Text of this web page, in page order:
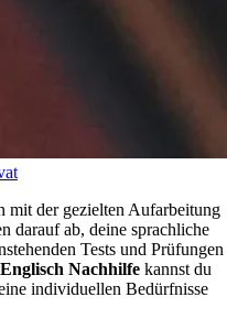
mit der gezielten Aufarbeitung
darauf ab, deine sprachliche
Tests und Prüfungen
Nachhilfe kannst du
individuellen Bedürfnisse